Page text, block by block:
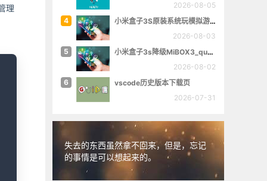
理
2026-08-05
4
小米盒子3S原装系统玩模拟游戏
2026-08-03
5
小米盒子3s降级MiBOX3_queenchristina_r145
2026-08-02
6
vscode历史版本下载页
2026-07-31
失去的东西虽然拿不回来，但是，忘记
的事情是可以想起来的。